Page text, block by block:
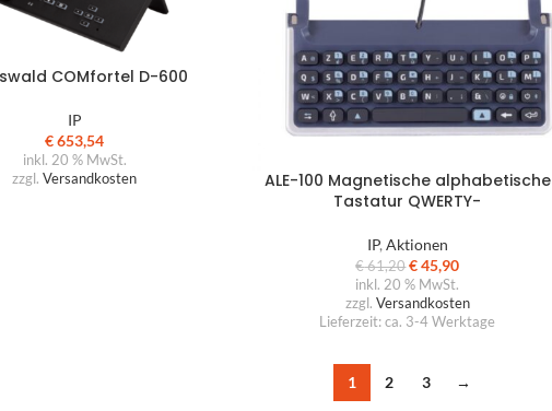
COMfortel D-600
IP
€653,54
inkl. 20 % MwSt.
zzgl.Versandkosten
ALE-100 Magnetische alphabetische
Tastatur QWERTY-
IP, Aktionen
€61,20 €45,90
inkl. 20 % MwSt.
zzgl. Versandkosten
Lieferzeit:ca. 3-4 Werktage
1 2 3 →